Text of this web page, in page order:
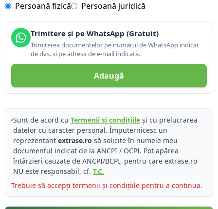
Persoană fizică
Persoană juridică
Trimitere și pe WhatsApp (Gratuit)
Trimiterea documentelor pe numărul de WhatsApp indicat
de dvs. și pe adresa de e-mail indicată.
Adaugă
Sunt de acord cu Termenii și condițiileși cu prelucrarea
datelor cu caracter personal. Împuternicesc un
reprezentant extrase.ro să solicite în numele meu
documentul indicat de la ANCPI / OCPI. Pot apărea
întârzieri cauzate de ANCPI/BCPI, pentru care extrase.ro
NU este responsabil, cf. T.C.
Trebuie să accepți termenii și condițiile pentru a continua.